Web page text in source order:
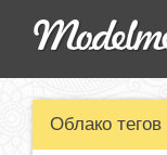
Облако тегов